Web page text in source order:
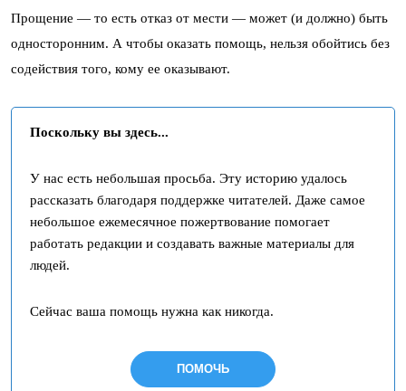
Прощение — то есть отказ от мести — может (и должно) быть
односторонним. А чтобы оказать помощь, нельзя обойтись без
содействия того, кому ее оказывают.
Поскольку вы здесь...
У нас есть небольшая просьба. Эту историю удалось
рассказать благодаря поддержке читателей. Даже самое
небольшое ежемесячное пожертвование помогает
работать редакции и создавать важные материалы для
людей.
Сейчас ваша помощь нужна как никогда.
ПОМОЧЬ